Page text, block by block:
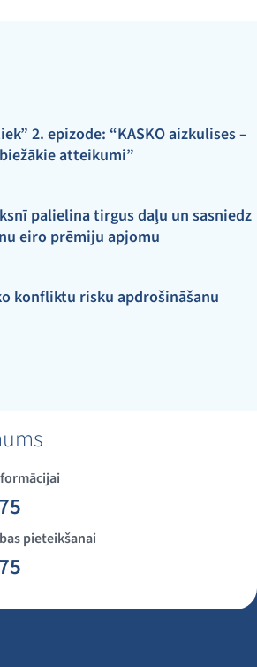
2. epizode: “KASKO aizkulises –
atteikumi”
palielina tirgus daļu un sasniedz
eiro prēmiju apjomu
konfliktu risku apdrošināšanu
pieteikšanai